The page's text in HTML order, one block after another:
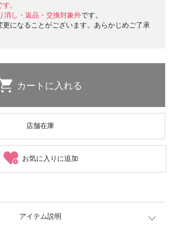
。
消し・返品・交換対象外です。
になることがございます。あらかじめご了承
店舗在庫
お気に入りに追加
アイテム説明